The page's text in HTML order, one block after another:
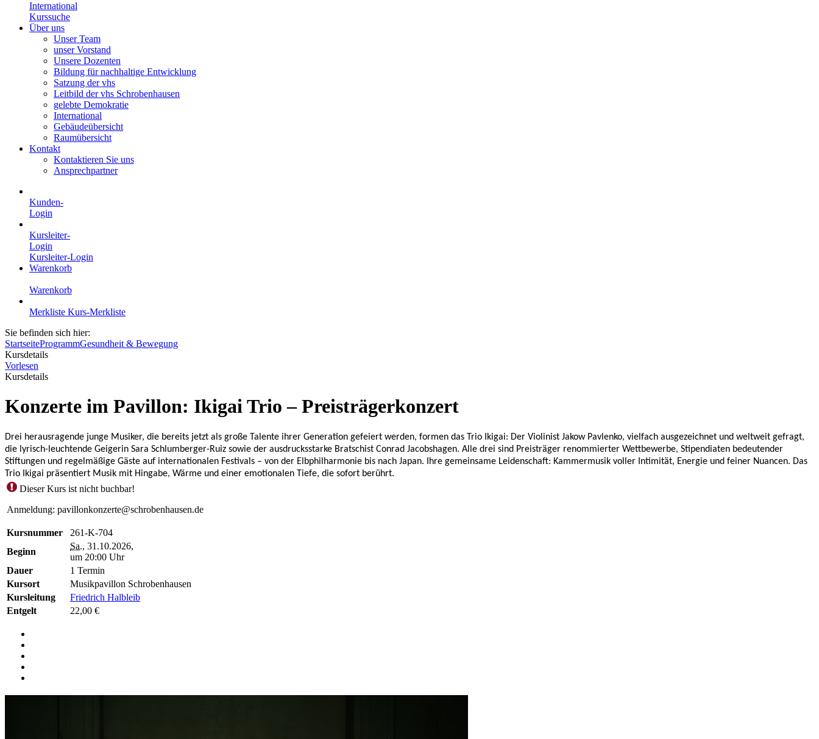
International
Kurssuche
Über uns
Unser Team
unser Vorstand
Unsere Dozenten
Bildung für nachhaltige Entwicklung
Satzung der vhs
Leitbild der vhs Schrobenhausen
gelebte Demokratie
International
Gebäudeübersicht
Raumübersicht
Kontakt
Kontaktieren Sie uns
Ansprechpartner
Kunden-
Login
Kursleiter-
Login
Kursleiter-Login
Warenkorb
Warenkorb
Merkliste Kurs-Merkliste
Sie befinden sich hier:
StartseiteProgrammGesundheit & Bewegung
Kursdetails
Vorlesen
Kursdetails
Konzerte im Pavillon: Ikigai Trio – Preisträgerkonzert
Drei herausragende junge Musiker, die bereits jetzt als große Talente ihrer Generation gefeiert werden, formen das Trio Ikigai: Der Violinist Jakow Pavlenko, vielfach ausgezeichnet und weltweit gefragt,
die lyrisch-leuchtende Geigerin Sara Schlumberger-Ruiz sowie der ausdrucksstarke Bratschist Conrad Jacobshagen. Alle drei sind Preisträger renommierter Wettbewerbe, Stipendiaten bedeutender
Stiftungen und regelmäßige Gäste auf internationalen Festivals – von der Elbphilharmonie bis nach Japan. Ihre gemeinsame Leidenschaft: Kammermusik voller Intimität, Energie und feiner Nuancen. Das
Trio Ikigai präsentiert Musik mit Hingabe, Wärme und einer emotionalen Tiefe, die sofort berührt.
Dieser Kurs ist nicht buchbar!
Anmeldung: pavillonkonzerte@schrobenhausen.de
Kursnummer
261-K-704
Beginn
Sa., 31.10.2026,
um 20:00 Uhr
Dauer
1 Termin
Kursort
Musikpavillon Schrobenhausen
Kursleitung
Friedrich Halbleib
Entgelt
22,00 €